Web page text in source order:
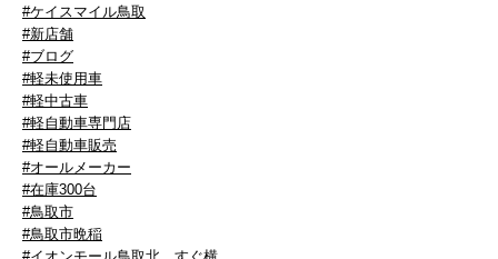
#ケイスマイル鳥取
#新店舗
#ブログ
#軽未使用車
#軽中古車
#軽自動車専門店
#軽自動車販売
#オールメーカー
#在庫300台
#鳥取市
#鳥取市晩稲